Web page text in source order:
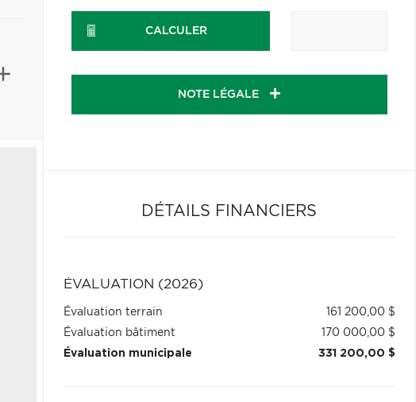
CALCULER
NOTE LÉGALE
DÉTAILS FINANCIERS
ÉVALUATION (2026)
Évaluation terrain
161 200,00 $
Évaluation bâtiment
170 000,00 $
Évaluation municipale
331 200,00 $